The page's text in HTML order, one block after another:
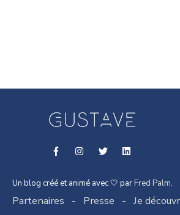
Un blog créé et animé avec 🤍 par Fred Palm.
Partenaires - Presse - Je